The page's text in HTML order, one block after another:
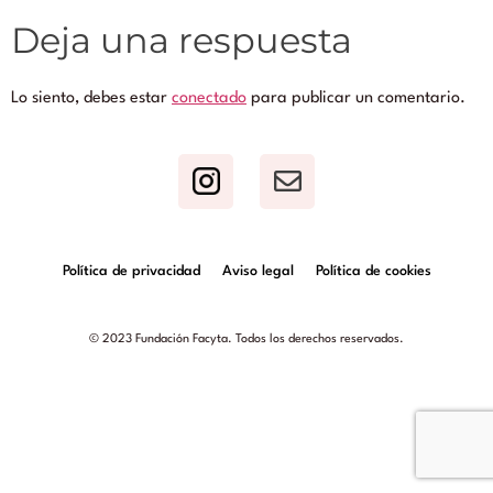
Deja una respuesta
Lo siento, debes estar conectado para publicar un comentario.
Política de privacidad Aviso legal Política de cookies
© 2023 Fundación Facyta. Todos los derechos reservados.